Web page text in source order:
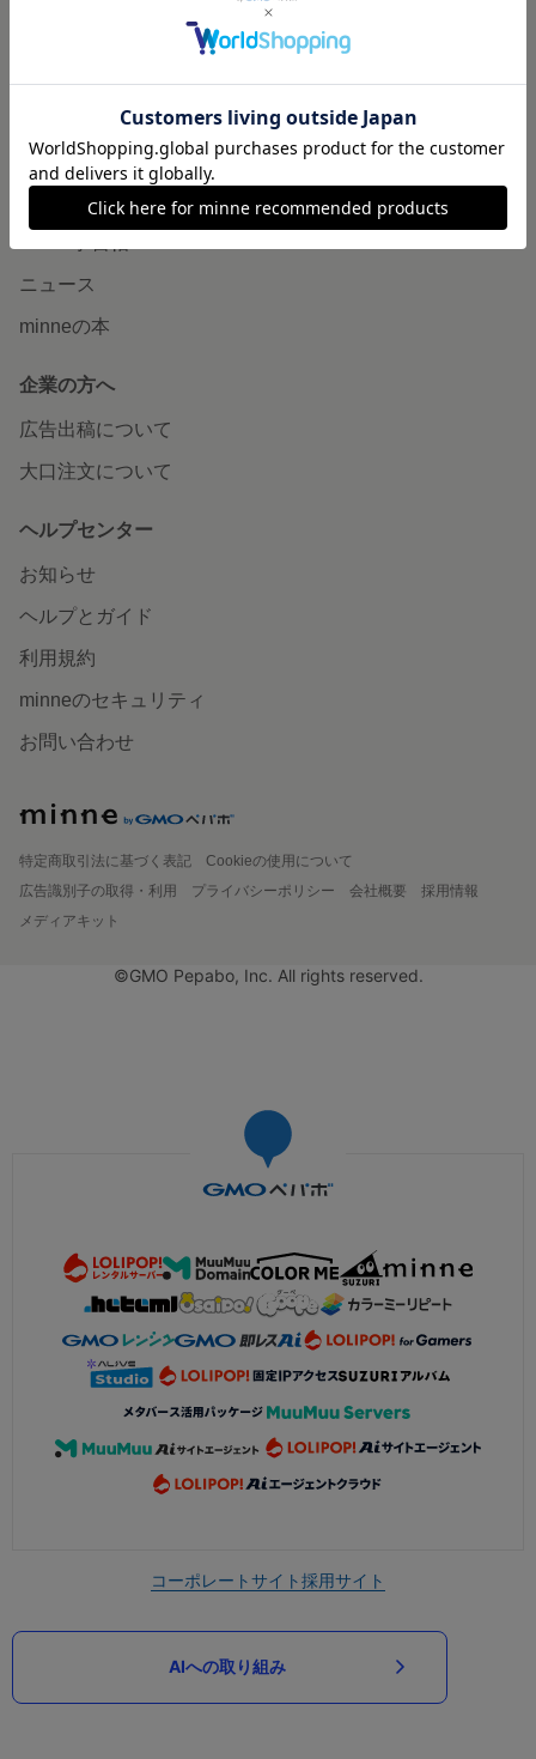
読みもの
minneとものづくりと
ニュース
minneの本
企業の方へ
広告出稿について
大口注文について
ヘルプセンター
お知らせ
ヘルプとガイド
利用規約
minneのセキュリティ
お問い合わせ
特定商取引法に基づく表記
Cookieの使用について
広告識別子の取得・利用
プライバシーポリシー 会社概要
採用情報
メディアキット
©GMO Pepabo, Inc. All rights reserved.
コーポレートサイト採用サイト
AIへの取り組み